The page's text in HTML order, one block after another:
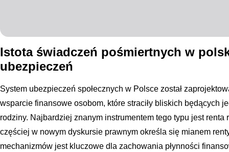
Istota świadczeń pośmiertnych w
ubezpieczeń
System ubezpieczeń społecznych w Polsce został
wsparcie finansowe osobom, które straciły bliskich będących
rodziny. Najbardziej znanym instrumentem tego typu jest renta
częściej w nowym dyskursie prawnym określa się mianem
mechanizmów jest kluczowe dla zachowania płynności